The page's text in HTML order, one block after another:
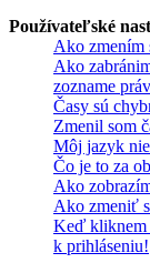
Používateľské
Ako zmením
Ako
zozname
Časy sú
Zmenil som
Môj jazyk
Čo je to za
Ako
Ako zmeniť
Keď kliknem
k prihláseniu!